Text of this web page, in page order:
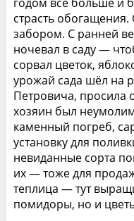
страсть
забором. С ранней
ночевал в саду —
сорвал цветок,
урожай сада шёл на
Петровича, просила
хозяин был
каменный погреб,
установку для
невиданные сорта
их — тоже для
теплица — тут
помидоры, но и